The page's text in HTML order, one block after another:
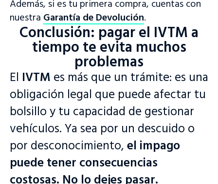
Además, si es tu primera compra, cuentas con
nuestra Garantía de Devolución.
Conclusión: pagar el IVTM a
tiempo te evita muchos
problemas
El IVTM es más que un trámite: es una
obligación legal que puede afectar tu
bolsillo y tu capacidad de gestionar
vehículos. Ya sea por un descuido o
por desconocimiento,el impago
puede tener consecuencias
Visitar sitio web
¿Aún no tienes nuestra aplicación?
¡Descárgala ahora!